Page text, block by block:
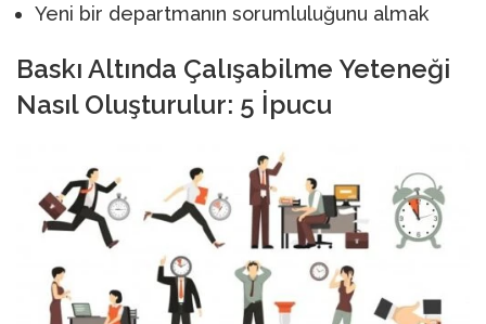
Yeni bir departmanın sorumluluğunu almak
Baskı Altında Çalışabilme Yeteneği
Nasıl Oluşturulur: 5 İpucu